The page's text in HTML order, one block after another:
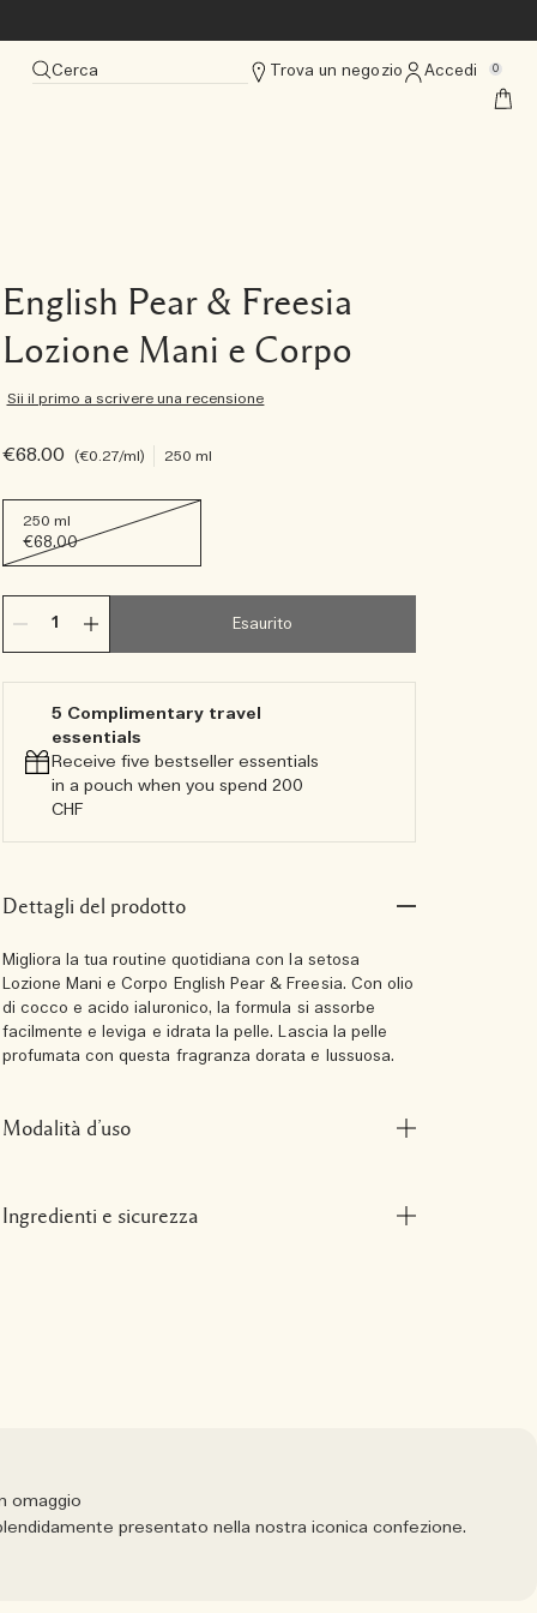
Cerca Trova un negozio Accedi 0
English Pear & Freesia
Lozione Mani e Corpo
Sii il primo a scrivere una recensione
€68.00 €0.27/ml 250 ml
250 ml
€68.00
Esaurito
5 Complimentary travel
essentials​
Receive five bestseller essentials
in a pouch when you spend 200
CHF
Dettagli del prodotto
Migliora la tua routine quotidiana con la setosa
Lozione Mani e Corpo English Pear & Freesia. Con olio
di cocco e acido ialuronico, la formula si assorbe
facilmente e leviga e idrata la pelle. Lascia la pelle
profumata con questa fragranza dorata e lussuosa.
Modalità d’uso
Ingredienti e sicurezza
omaggio
presentato nella nostra iconica confezione.